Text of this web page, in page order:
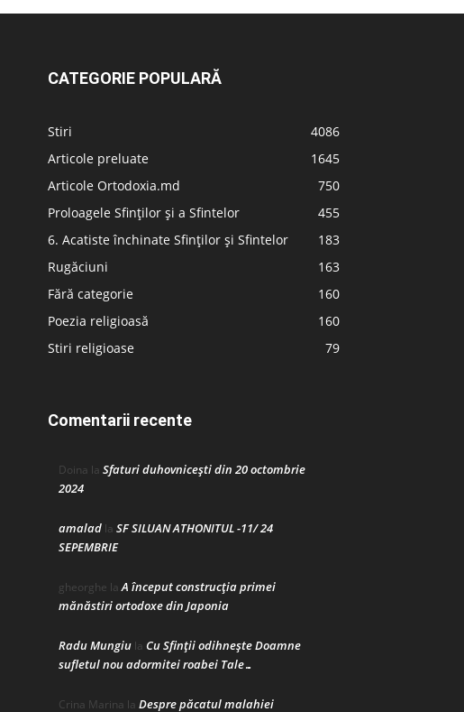
CATEGORIE POPULARĂ
Stiri
4086
Articole preluate
1645
Articole Ortodoxia.md
750
Proloagele Sfinților și a Sfintelor
455
6. Acatiste închinate Sfinților și Sfintelor
183
Rugăciuni
163
Fără categorie
160
Poezia religioasă
160
Stiri religioase
79
Comentarii recente
Doina la Sfaturi duhovnicești din 20 octombrie
2024
amalad la SF SILUAN ATHONITUL -11/ 24
SEPEMBRIE
gheorghe laA început construcţia primei
mănăstiri ortodoxe din Japonia
Radu Mungiu la Cu Sfinții odihnește Doamne
sufletul nou adormitei roabei Tale…
Crina Marina la Despre păcatul malahiei